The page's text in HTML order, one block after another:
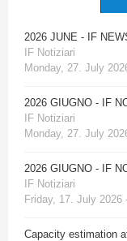
2026 JUNE - IF
IF Notiziari
Monday, 27. July
2026 GIUGNO - IF
IF Notiziari
Monday, 27. July
2026 GIUGNO - IF
IF Notiziari
Friday, 17. July 2026
Capacity estimation